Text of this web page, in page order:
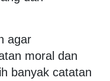
agar
moral dan
banyak catatan